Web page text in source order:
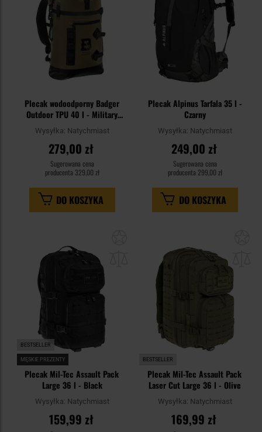
Plecak wodoodporny Badger
Outdoor TPU 40 l - Military
Green
Wysyłka: Natychmiast
279,00 zł
Sugerowana cena
producenta 329,00 zł
DO KOSZYKA
Plecak Alpinus Tarfala 35 l -
Czarny
Wysyłka: Natychmiast
249,00 zł
Sugerowana cena
producenta 299,00 zł
DO KOSZYKA
schowka
BESTSELLER
MĘSKIE PREZENTY
Plecak Mil-Tec Assault Pack
Large 36 l - Black
Wysyłka: Natychmiast
159,99 zł
BESTSELLER
Plecak Mil-Tec Assault Pack
Laser Cut Large 36 l - Olive
Wysyłka: Natychmiast
169,99 zł